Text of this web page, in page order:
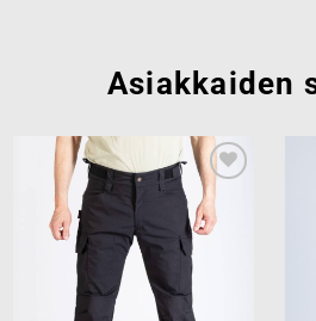
Asiakkaiden
Add to
wishlist